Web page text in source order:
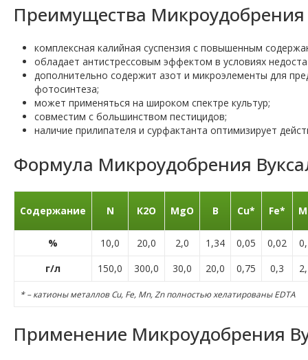
Преимущества
комплексная калийная суспензия с повышенным
обладает антистрессовым эффектом в условиях
дополнительно содержит азот и микроэлементы для
фотосинтеза;
может применяться на широком спектре культур;
совместим с большинством пестицидов;
наличие прилипателя и сурфактанта оптимизирует
Формула Микроудобрения
Содержание N К2О MgO B Cu* Fe*
% 10,0 20,0 2,0 1,34 0,05 0,02
г/л
150,0 300,0 30,0 20,0 0,75 0,3
* – катионы металлов Cu, Fe, Mn, Zn полностью хелатированы EDTA
Применение Микроудобрения